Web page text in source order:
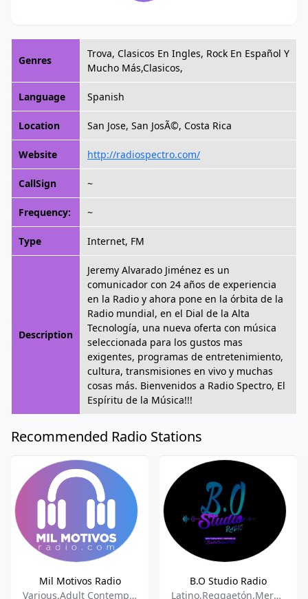
Genres
Trova, Clasicos En Ingles, Rock En Español Y
Mucho Más,Clasicos,
Language Spanish
Location San Jose, San JosÃ©, Costa Rica
Website http://radiospectro.com/
CallSign ~
Frequency: ~
Type Internet, FM
Description
Jeremy Alvarado Jiménez es un
comunicador con 24 años de experiencia
en la Radio y ahora pone en la órbita de la
Radio mundial, en el Dial de la Alta
Tecnología, una nueva oferta con música
seleccionada para los gustos mas
exigentes, programas de entretenimiento,
cultura, transmisiones en vivo y muchas
cosas más. Bienvenidos a Radio Spectro, El
Espíritu de la Música!!!
Recommended Radio Stations
Mil Motivos Radio
Various,Adult Contemporay,1900 To 2010,90s Music,Christian Community Radio,
B.O Studio Radio
Latino,Reggaetón,Merengue,Salsa